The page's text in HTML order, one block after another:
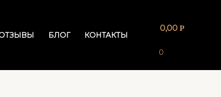
БЛОГ КОНТАКТЫ
0,00 Р
0